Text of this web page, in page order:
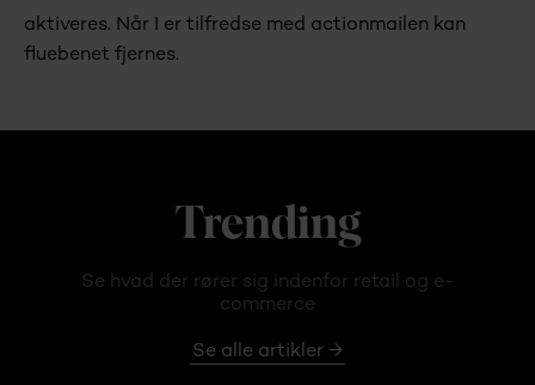
aktiveres. Når I er tilfredse med actionmailen kan
fluebenet fjernes.
Trending
Se hvad der rører sig indenfor retail og e-
commerce
Se alle artikler →